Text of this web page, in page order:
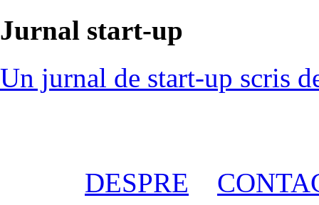
Jurnal start-up
Un jurnal de start-up scris
DESPRE